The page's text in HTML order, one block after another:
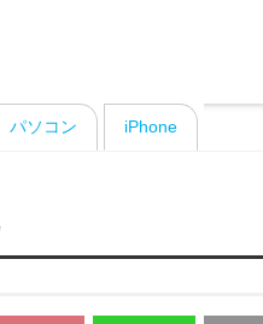
パソコン iPhone